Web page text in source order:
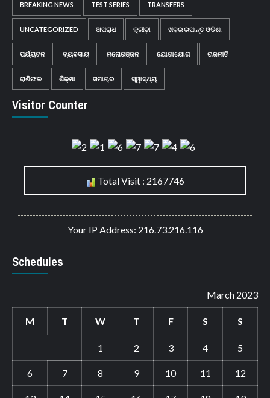
BREAKING NEWS TEST SERIES TRANSFERS
UNCATEGORIZED ଅପରାଧ କ୍ରୀଡ଼ା ଖବର ଉପାନ୍ତ ଓଡିଶା
ପର୍ଯ୍ୟଟନ ବ୍ୟବସାୟ ମନୋରଞ୍ଜନ ଯୋଗାଯୋଗ ରାଜନୀତି
ରାଶିଫଳ ଶିକ୍ଷା ସମାଚାର ସ୍ୱାସ୍ଥ୍ୟ
Visitor Counter
Total Visit : 2167746
Your IP Address: 216.73.216.116
Schedules
March 2023
M T W T F S S
1 2 3 4 5
6 7 8 9 10 11 12